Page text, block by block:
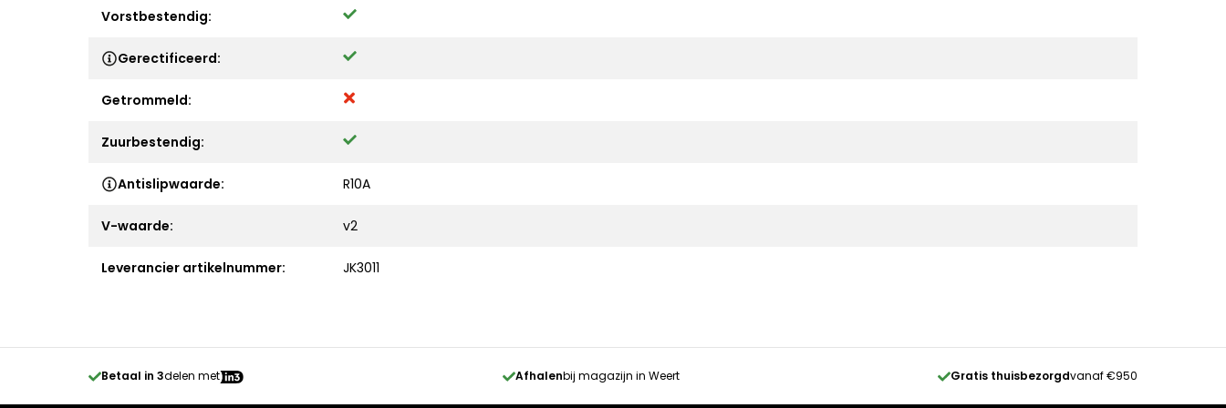
Vorstbestendig:
Gerectificeerd:
Getrommeld:
Zuurbestendig:
Antislipwaarde: R10A
V-waarde: v2
Leverancier artikelnummer: JK3011
Betaal in 3delen met Afhalenbij magazijn in Weert Gratis thuisbezorgdvanaf €950